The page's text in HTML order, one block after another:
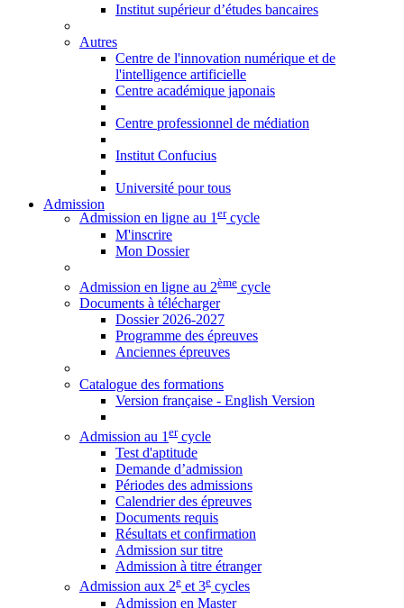
Institut supérieur d’études bancaires
Autres
Centre de l'innovation numérique et de
l'intelligence artificielle
Centre académique japonais
Centre professionnel de médiation
Institut Confucius
Université pour tous
Admission
Admission en ligne au 1ercycle
M'inscrire
Mon Dossier
Admission en ligne au 2ème cycle
Documents à télécharger
Dossier 2026-2027
Programme des épreuves
Anciennes épreuves
Catalogue des formations
Version française - English Version
Admission au 1 ercycle
Test d'aptitude
Demande d’admission
Périodes des admissions
Calendrier des épreuves
Documents requis
Résultats et confirmation
Admission sur titre
Admission à titre étranger
Admission aux 2e et 3e cycles
Admission en Master